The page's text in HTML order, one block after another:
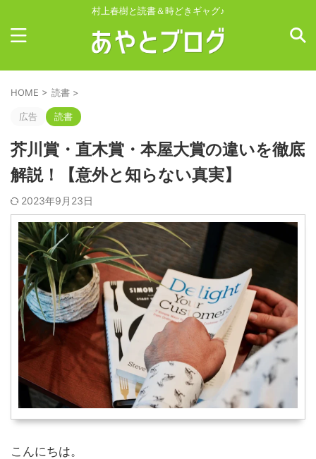
村上春樹と読書＆時どきギャグ♪
HOME > 読書 >
広告 読書
芥川賞・直木賞・本屋大賞の違いを徹底
解説！【意外と知らない真実】
2023年9月23日
こんにちは。